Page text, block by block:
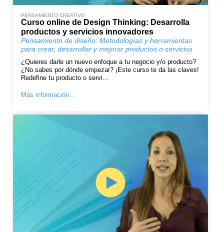
PENSAMIENTO CREATIVO
Curso online de Design Thinking: Desarrolla
productos y servicios innovadores
Pensamiento de diseño: Metodologías y herramientas
para crear, desarrollar y mejorar productos o servicios
¿Quieres darle un nuevo enfoque a tu negocio y/o producto?
¿No sabes por dónde empezar? ¡Este curso te da las claves!
Redefine tu producto o servi...
Más información...